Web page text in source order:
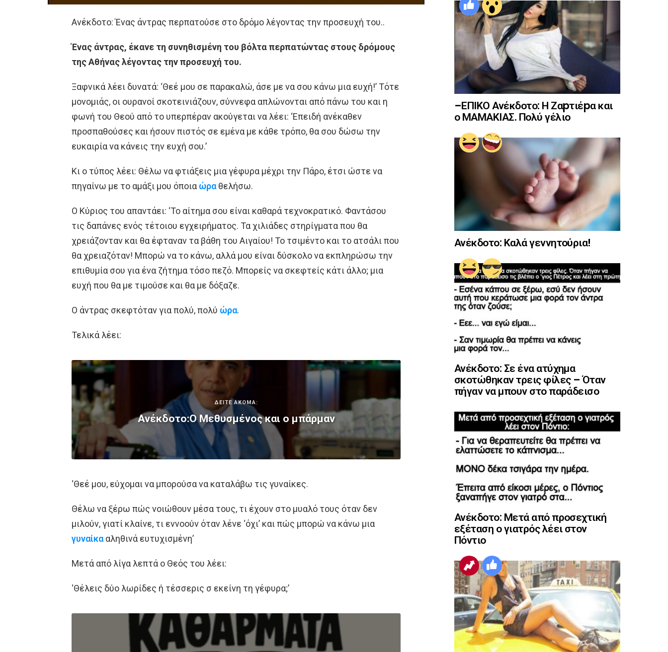
Ανέκδοτο: Ένας άντρας περπατoύσε στο δρόμο λέγοντας την προσευχή του..
Ένας άντρας, έκανε τη συνηθισμένη του βόλτα περπατώντας στους δρόμους
της Αθήνας λέγοντας την προσευχή του.
Ξαφνικά λέει δυνατά: ‘Θεέ μου σε παρακαλώ, άσε με να σου κάνω μια ευχή!’ Τότε
μονομιάς, οι ουρανοί σκοτεινιάζουν, σύννεφα απλώνονται από πάνω του και η
φωνή του Θεού από το υπερπέραν ακούγεται να λέει: ‘Επειδή ανέκαθεν
προσπαθούσες και ήσουν πιστός σε εμένα με κάθε τρόπο, θα σου δώσω την
ευκαιρία να κάνεις την ευχή σου.’
Κι ο τύπος λέει: Θέλω να φτιάξεις μια γέφυρα μέχρι την Πάρο, έτσι ώστε να
πηγαίνω με το αμάξι μου όποιαώραθελήσω.
Ο Κύριος του απαντάει: ‘Το αίτημα σου είναι καθαρά τεχνοκρατικό. Φαντάσου
τις δαπάνες ενός τέτοιου εγχειρήματος. Τα χιλιάδες στηρίγματα που θα
χρειάζονταν και θα έφταναν τα βάθη του Αιγαίου! Το τσιμέντο και το ατσάλι που
θα χρειαζόταν! Μπορώ να το κάνω, αλλά μου είναι δύσκολο να εκπληρώσω την
επιθυμία σου για ένα ζήτημα τόσο πεζό. Μπορείς να σκεφτείς κάτι άλλο; μια
ευχή που θα με τιμούσε και θα με δόξαζε.
Ο άντρας σκεφτόταν για πολύ, πολύ ώρα.
Τελικά λέει:
ΔΕΙΤΕ ΑΚΟΜΑ:
Ανέκδοτο:Ο Μεθυσμένος και ο μπάρμαν
‘Θεέ μου, εύχομαι να μπορούσα να καταλάβω τις γυναίκες.
Θέλω να ξέρω πώς νοιώθουν μέσα τους, τι έχουν στο μυαλό τους όταν δεν
μιλούν, γιατί κλαίνε, τι εννοούν όταν λένε ‘όχι’ και πώς μπορώ να κάνω μια
γυναίκααληθινά ευτυχισμένη’
Μετά από λίγα λεπτά ο Θεός του λέει:
‘Θέλεις δύο λωρίδες ή τέσσερις σ εκείνη τη γέφυρα;’
–ΕΠΙΚΟ Ανέκδοτο: Η Ζαpτιέpα και
ο ΜΑΜΑΚΙΑΣ. Πολύ γέλιο
Ανέκδοτο: Καλά γεννητούρια!
Ανέκδοτο: Σε ένα ατύχημα
σκοτώθηκαν τρεις φίλες – Όταν
πήγαν να μπουν στο παράδεισο
Ανέκδοτο: Μετά από προσεχτική
εξέταση ο γιατρός λέει στον
Πόντιο